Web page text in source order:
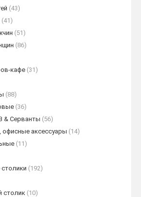
(43)
(41)
(51)
(86)
кафе (31)
(88)
(36)
& Серванты (56)
аксессуары (14)
(11)
(192)
столик (10)